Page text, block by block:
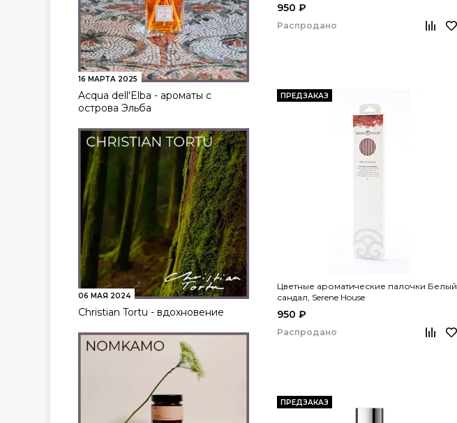
16 МАРТА 2025
Acqua dell'Elba - ароматы с
острова Эльба
06 МАЯ 2024
Christian Tortu - вдохновение
950 ₽
Распродано
ПРЕДЗАКАЗ
Цветные ароматические палочки Белый
сандал, Serene House
950 ₽
Распродано
ПРЕДЗАКАЗ